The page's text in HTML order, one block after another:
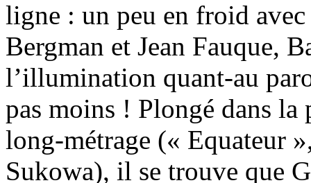
ligne : un peu en froid
Bergman et Jean Fauque,
l’illumination quant-au
pas moins ! Plongé dans la
long-métrage (« Equateur
Sukowa), il se trouve que